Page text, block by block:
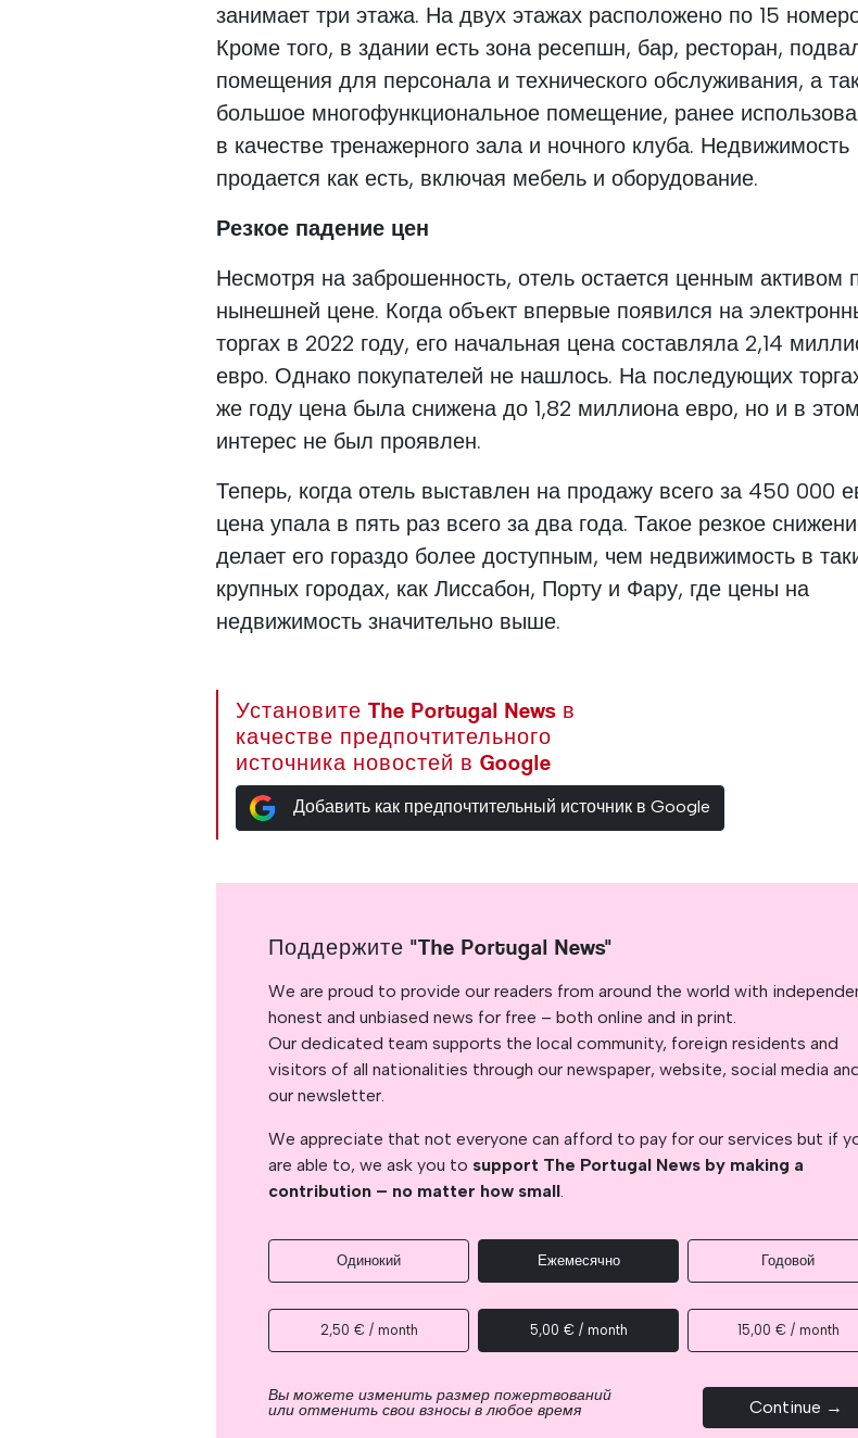
занимает три этажа. На двух этажах расположено по 15
Кроме того, в здании есть зона ресепшн, бар, ресторан,
помещения для персонала и технического обслуживания, а
большое многофункциональное помещение, ранее
в качестве тренажерного зала и ночного клуба. Недвижимость
продается как есть, включая мебель и оборудование.
Резкое падение цен
Несмотря на заброшенность, отель остается ценным активом
нынешней цене. Когда объект впервые появился на
торгах в 2022 году, его начальная цена составляла 2,14
евро. Однако покупателей не нашлось. На последующих
же году цена была снижена до 1,82 миллиона евро, но и в
интерес не был проявлен.
Теперь, когда отель выставлен на продажу всего за 450 000
цена упала в пять раз всего за два года. Такое резкое
делает его гораздо более доступным, чем недвижимость в
крупных городах, как Лиссабон, Порту и Фару, где цены на
недвижимость значительно выше.
Установите The Portugal News в
качестве предпочтительного
источника новостей в Google
Добавить как предпочтительный источник в Google
Поддержите "The Portugal News"
We are proud to provide our readers from around the world with
honest and unbiased news for free – both online and in print.
Our dedicated team supports the local community, foreign residents and
visitors of all nationalities through our newspaper, website, social media
our newsletter.
We appreciate that not everyone can afford to pay for our services but if
are able to, we ask you to support The Portugal News by making a
contribution – no matter how small.
Одинокий Ежемесячно Годовой
2,50 € / month 5,00 € / month 15,00 € / month
Вы можете изменить размер пожертвований
или отменить свои взносы в любое время Continue →